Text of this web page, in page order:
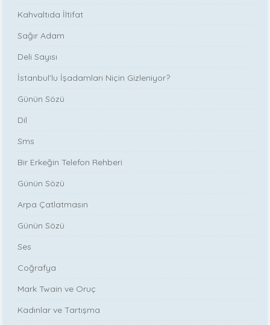
Kahvaltıda İltifat
Sağır Adam
Deli Sayısı
İstanbul'lu İşadamları Niçin Gizleniyor?
Günün Sözü
Dil
Sms
Bir Erkeğin Telefon Rehberi
Günün Sözü
Arpa Çatlatmasın
Günün Sözü
Ses
Coğrafya
Mark Twain ve Oruç
Kadınlar ve Tartışma